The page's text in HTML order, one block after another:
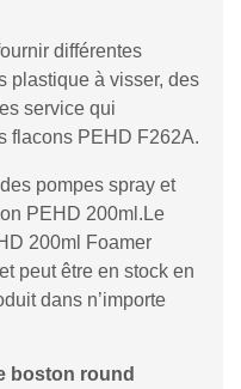
différentes
plastique à visser, des
service qui
flacons PEHD F262A.
pompes spray et
PEHD 200ml.Le
200ml Foamer
peut être en stock en
dans n’importe
boston round